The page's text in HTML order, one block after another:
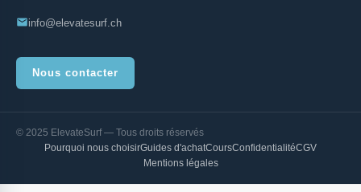
info@elevatesurf.ch
Nous contacter
© 2025 ElevateSurf — Tous droits réservés
Pourquoi nous choisirGuides d'achatCoursConfidentialitéCGV
Mentions légales